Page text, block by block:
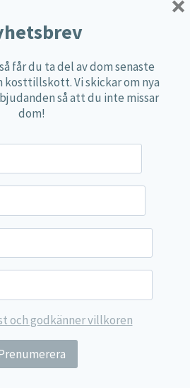
Institutet
får du ta del av dom senaste
kosttillskott. Vi skickar om nya
så att du inte missar
dom!
och godkänner villkoren